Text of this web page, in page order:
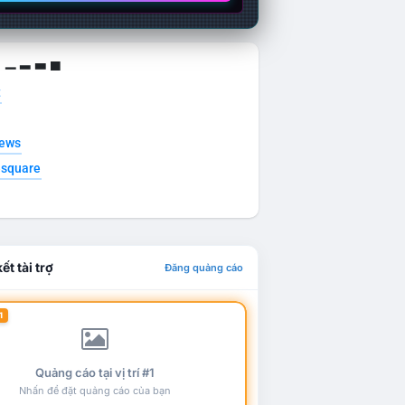
▁ ▂ ▃ ▄
tài trợ Đăng quảng cáo
Quảng cáo tại vị trí #1
Nhấn để đặt quảng cáo của bạn